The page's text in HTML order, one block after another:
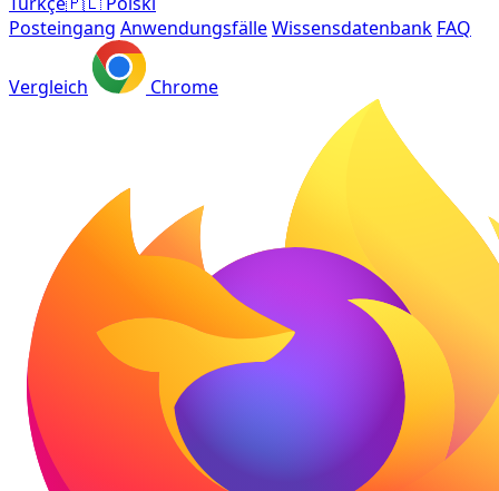
Posteingang AnwendungsfälleWissensdatenbank FAQ
Vergleich Chrome